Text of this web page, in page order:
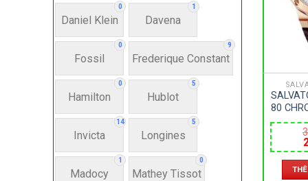
0
Daniel Klein
1
Davena
0
Fossil
9
Frederique Constant
0
Hamilton
5
Hublot
14
Invicta
5
Longines
1
Madocy
0
Mathey Tissot
Bát
Dây
80
NAM
DÂY